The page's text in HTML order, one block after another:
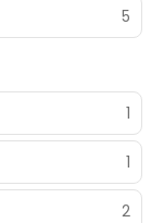
5
1
1
2